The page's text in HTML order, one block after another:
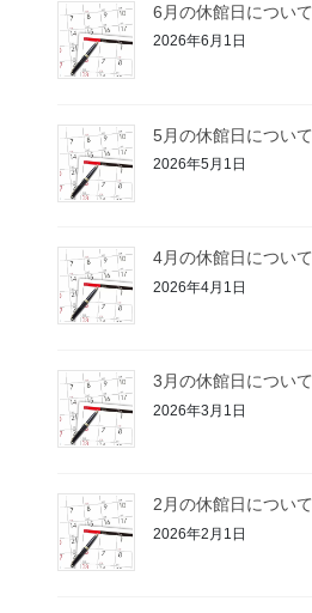
6月の休館日について
2026年6月1日
5月の休館日について
2026年5月1日
4月の休館日について
2026年4月1日
3月の休館日について
2026年3月1日
2月の休館日について
2026年2月1日